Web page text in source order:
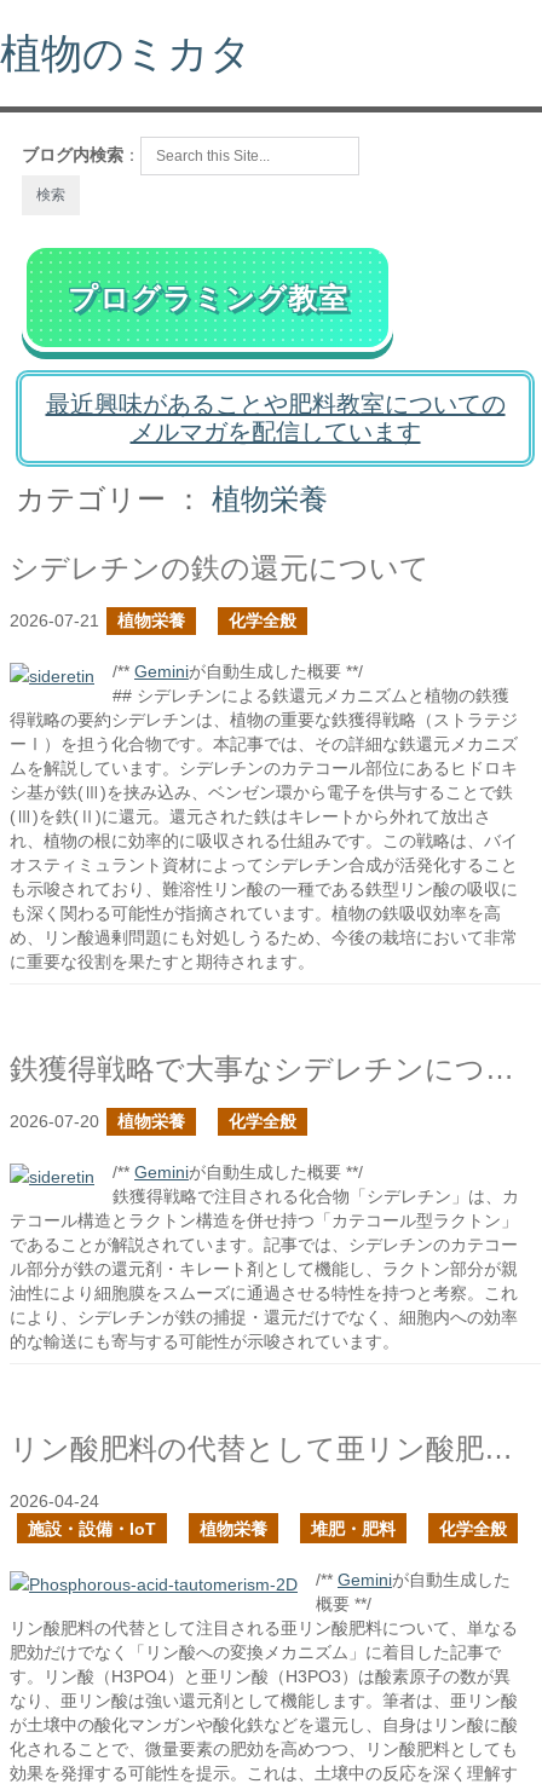
植物のミカタ
ブログ内検索 ：
プログラミング教室
最近興味があることや肥料教室についての
メルマガを配信しています
カテゴリー ： 植物栄養
シデレチンの鉄の還元について
2026-07-21 植物栄養 化学全般
/** Geminiが自動生成した概要 **/
## シデレチンによる鉄還元メカニズムと植物の鉄獲
得戦略の要約シデレチンは、植物の重要な鉄獲得戦略（ストラテジ
ーⅠ）を担う化合物です。本記事では、その詳細な鉄還元メカニズ
ムを解説しています。シデレチンのカテコール部位にあるヒドロキ
シ基が鉄(Ⅲ)を挟み込み、ベンゼン環から電子を供与することで鉄
(Ⅲ)を鉄(Ⅱ)に還元。還元された鉄はキレートから外れて放出さ
れ、植物の根に効率的に吸収される仕組みです。この戦略は、バイ
オスティミュラント資材によってシデレチン合成が活発化すること
も示唆されており、難溶性リン酸の一種である鉄型リン酸の吸収に
も深く関わる可能性が指摘されています。植物の鉄吸収効率を高
め、リン酸過剰問題にも対処しうるため、今後の栽培において非常
に重要な役割を果たすと期待されます。
鉄獲得戦略で大事なシデレチンについて
2026-07-20 植物栄養 化学全般
/** Geminiが自動生成した概要 **/
鉄獲得戦略で注目される化合物「シデレチン」は、カ
テコール構造とラクトン構造を併せ持つ「カテコール型ラクトン」
であることが解説されています。記事では、シデレチンのカテコー
ル部分が鉄の還元剤・キレート剤として機能し、ラクトン部分が親
油性により細胞膜をスムーズに通過させる特性を持つと考察。これ
により、シデレチンが鉄の捕捉・還元だけでなく、細胞内への効率
的な輸送にも寄与する可能性が示唆されています。
リン酸肥料の代替として亜リン酸肥料を使っても良いか？
2026-04-24
施設・設備・IoT
植物栄養 堆肥・肥料 化学全般
/** Geminiが自動生成した
概要 **/
リン酸肥料の代替として注目される亜リン酸肥料について、単なる
肥効だけでなく「リン酸への変換メカニズム」に着目した記事で
す。リン酸（H3PO4）と亜リン酸（H3PO3）は酸素原子の数が異
なり、亜リン酸は強い還元剤として機能します。筆者は、亜リン酸
が土壌中の酸化マンガンや酸化鉄などを還元し、自身はリン酸に酸
化されることで、微量要素の肥効を高めつつ、リン酸肥料としても
効果を発揮する可能性を提示。これは、土壌中の反応を深く理解す